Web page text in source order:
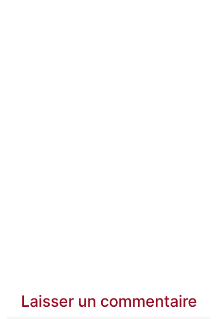
Laisser un commentaire